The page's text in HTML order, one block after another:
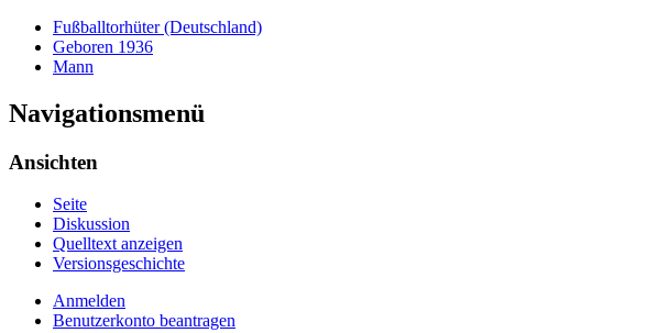
Fußballtorhüter (Deutschland)
Geboren 1936
Mann
Navigationsmenü
Ansichten
Seite
Diskussion
Quelltext anzeigen
Versionsgeschichte
Anmelden
Benutzerkonto beantragen